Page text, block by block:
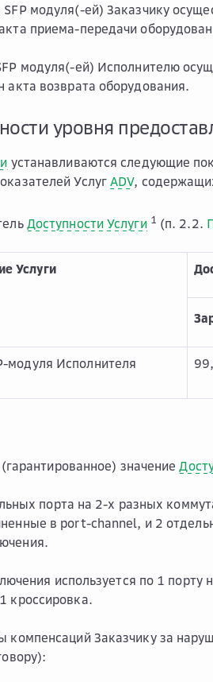
модуля(-ей) Заказчику
приема-передачи
модуля(-ей) Исполнителю
акта возврата оборудования.
уровня
устанавливаются следующие
УслугADV,
Доступности Услуги 1 (п. 2.2.
Услуги
модуля Исполнителя
значение
порта на 2-х разных
в port-channel, и 2
используется по 1 порту
кроссировка.
компенсаций Заказчику за